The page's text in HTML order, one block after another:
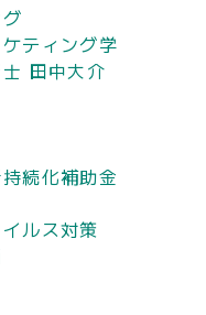
ティング学
田中大介
続化補助金
ルス対策